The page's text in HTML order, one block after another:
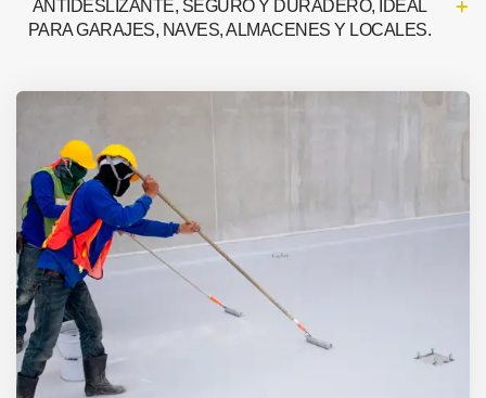
ANTIDESLIZANTE, SEGURO Y DURADERO, IDEAL
PARA GARAJES, NAVES, ALMACENES Y LOCALES.